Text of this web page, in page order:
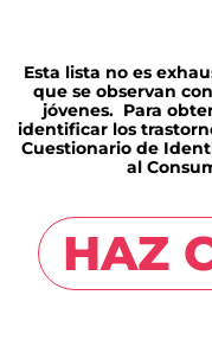
Esta lista no es
que se observan
jóvenes. Para
identificar los
Cuestionario de
al
HAZ